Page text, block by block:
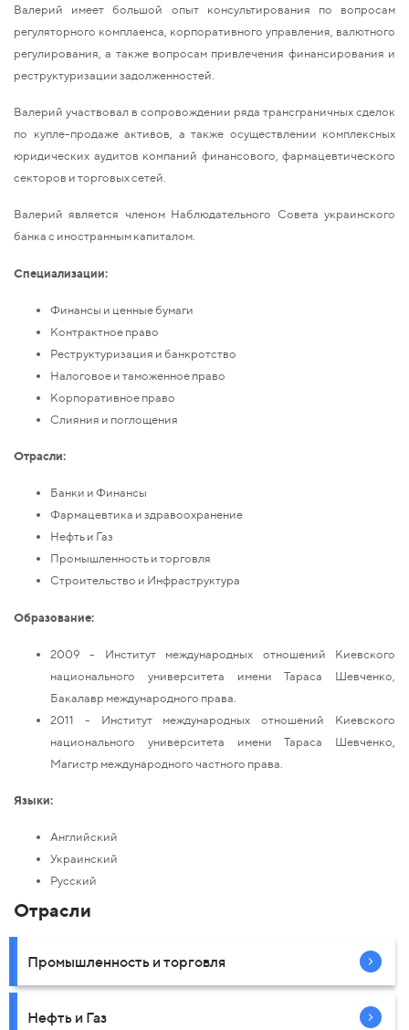
Валерий имеет большой опыт консультирования по вопросам
регуляторного комплаенса, корпоративного управления, валютного
регулирования, а также вопросам привлечения финансирования и
реструктуризации задолженностей.
Валерий участвовал в сопровождении ряда трансграничных сделок
по купле-продаже активов, а также осуществлении комплексных
юридических аудитов компаний финансового, фармацевтического
секторов и торговых сетей.
Валерий является членом Наблюдательного Совета украинского
банка с иностранным капиталом.
Специализации:
Финансы и ценные бумаги
Контрактное право
Реструктуризация и банкротство
Налоговое и таможенное право
Корпоративное право
Слияния и поглощения
Отрасли:
Банки и Финансы
Фармацевтика и здравоохранение
Нефть и Газ
Промышленность и торговля
Строительство и Инфраструктура
Образование:
2009 - Институт международных отношений Киевского
национального университета имени Тараса Шевченко,
Бакалавр международного права.
2011 - Институт международных отношений Киевского
национального университета имени Тараса Шевченко,
Магистр международного частного права.
Языки:
Английский
Украинский
Русский
Отрасли
Промышленность и торговля
Нефть и Газ